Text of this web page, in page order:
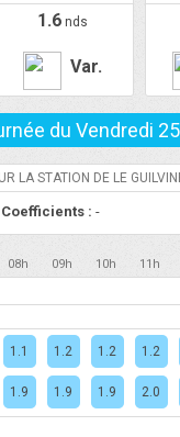
1.6 nds
Var.
du Vendredi
LA STATION DE LE
Coefficients : -
08h 09h 10h 11h
1.1 1.2 1.2 1.2
1.9 1.9 1.9 2.0